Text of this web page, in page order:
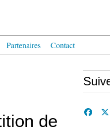
Partenaires Contact
de